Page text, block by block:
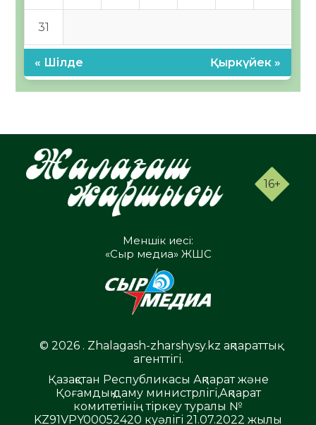
31
« Шілде Қыркүйек »
16+
Меншік иесі:
«Сыр медиа» ЖШС
© 2026 . Zhalagash-zharshysy.kz ақпараттық
агенттігі.
Қазақстан Республикасы Ақпарат және
Қоғамдық даму министрлігі,Ақпарат
комитетінің тіркеу туралы №
KZ91VPY00052420 куәлігі 21.07.2022 жылы